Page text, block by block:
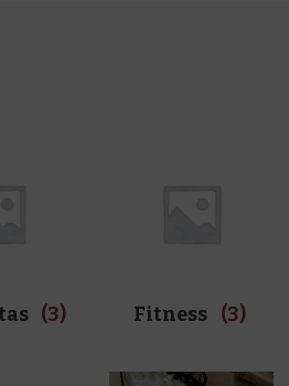
(3) Fitness (3)